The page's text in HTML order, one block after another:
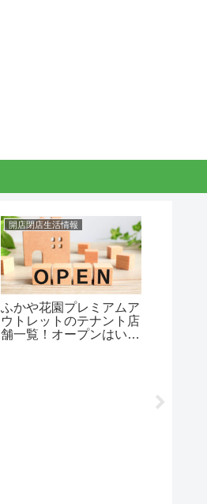
開店閉店生活情報
ふかや花園プレミアムア
ウトレットのテナント店
舗一覧！オープンはい